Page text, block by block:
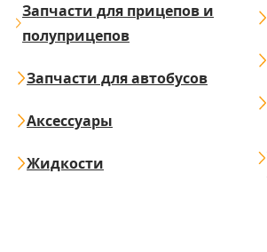
Запчасти для прицепов и
полуприцепов
Запчасти для автобусов
Аксессуары
Жидкости